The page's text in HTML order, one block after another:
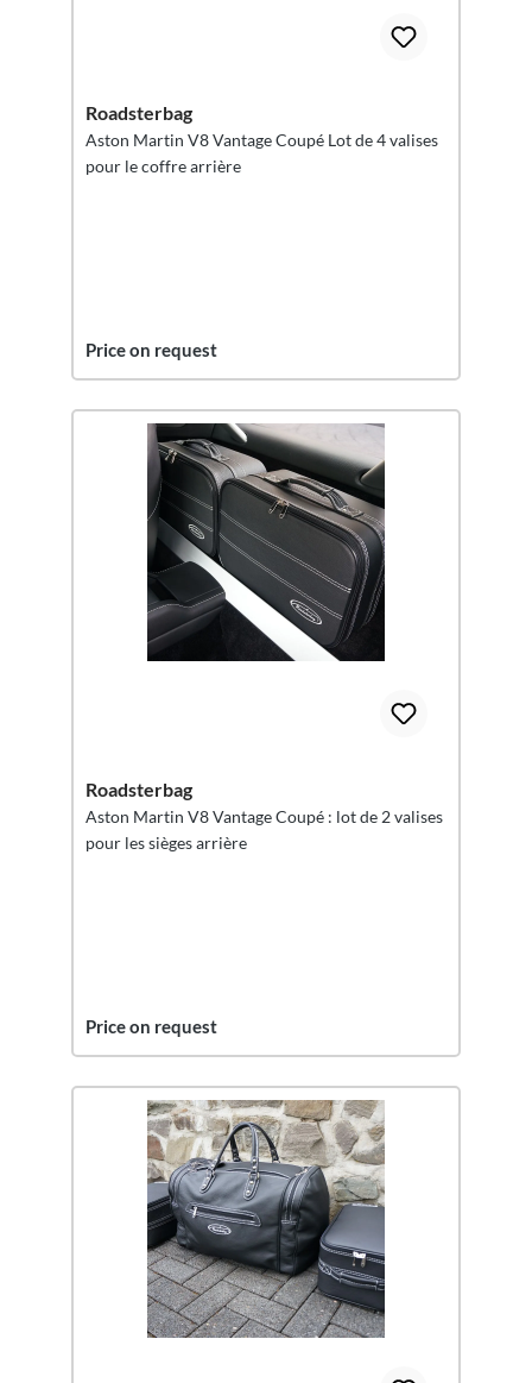
Roadsterbag
Aston Martin V8 Vantage Coupé Lot de 4 valises
pour le coffre arrière
Price on request
Roadsterbag
Aston Martin V8 Vantage Coupé : lot de 2 valises
pour les sièges arrière
Price on request